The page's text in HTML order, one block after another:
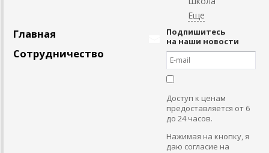
Главная
Сотрудничество
Подпишитесь
на наши новости
Доступ к ценам
предоставляется от 6
до 24 часов.
Нажимая на кнопку, я
даю согласие на